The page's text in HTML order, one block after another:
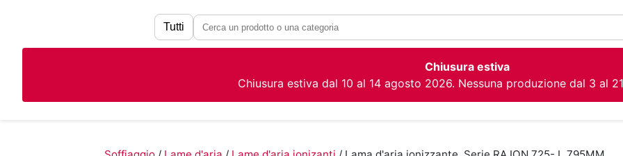
Tutti
Chiusura estiva
Chiusura estiva dal 10 al 14 agosto 2026. Nessuna produzione dal 3 al